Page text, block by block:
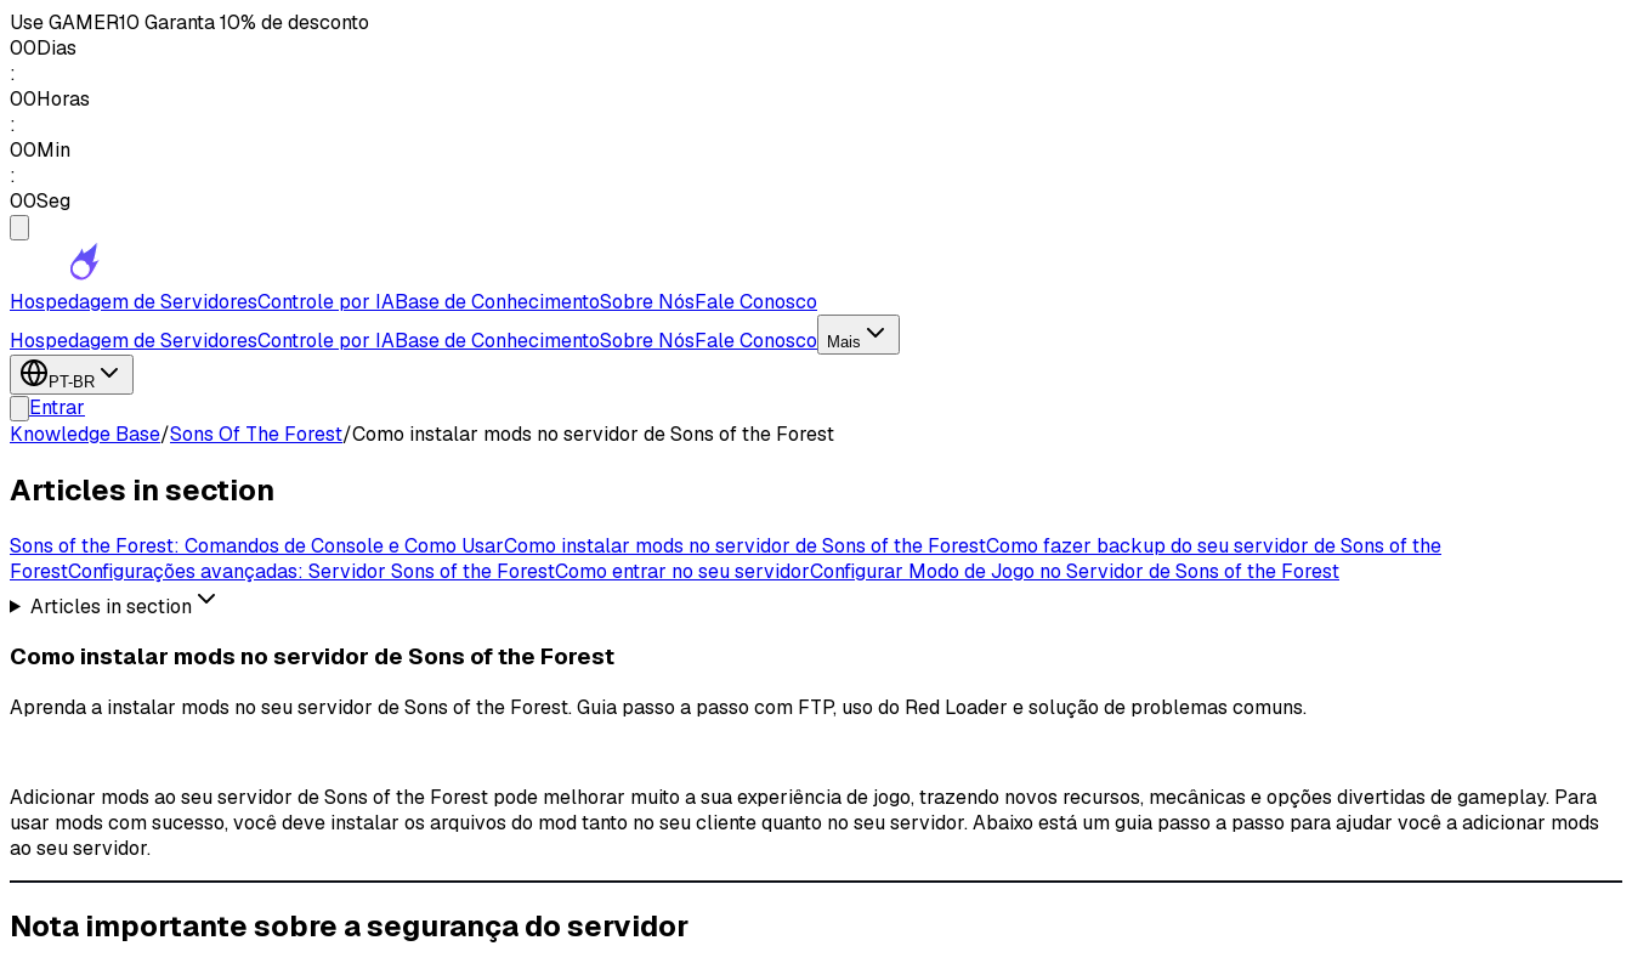
UseGAMER10 Garanta 10% de desconto
00Dias
:
00Horas
:
00Min
:
00Seg
Hospedagem de ServidoresControle por IABase de ConhecimentoSobre NósFale Conosco
Hospedagem de ServidoresControle por IABase de ConhecimentoSobre NósFale Conosco Mais
PT-BR
Entrar
Knowledge Base/Sons Of The Forest/Como instalar mods no servidor de Sons of the Forest
Articles in section
Sons of the Forest: Comandos de Console e Como UsarComo instalar mods no servidor de Sons of the ForestComo fazer backup do seu servidor de Sons of the
ForestConfigurações avançadas: Servidor Sons of the ForestComo entrar no seu servidorConfigurar Modo de Jogo no Servidor de Sons of the Forest
Articles in section
Como instalar mods no servidor de Sons of the Forest
Aprenda a instalar mods no seu servidor de Sons of the Forest. Guia passo a passo com FTP, uso do Red Loader e solução de problemas comuns.
Adicionar mods ao seu servidor de Sons of the Forest pode melhorar muito a sua experiência de jogo, trazendo novos recursos, mecânicas e opções divertidas de gameplay. Para
usar mods com sucesso, vocêdeve instalar os arquivos do mod tanto no seu cliente quanto no seu servidor. Abaixo está um guia passo a passo para ajudar você a adicionar mods
ao seu servidor.
Nota importante sobre a segurança do servidor